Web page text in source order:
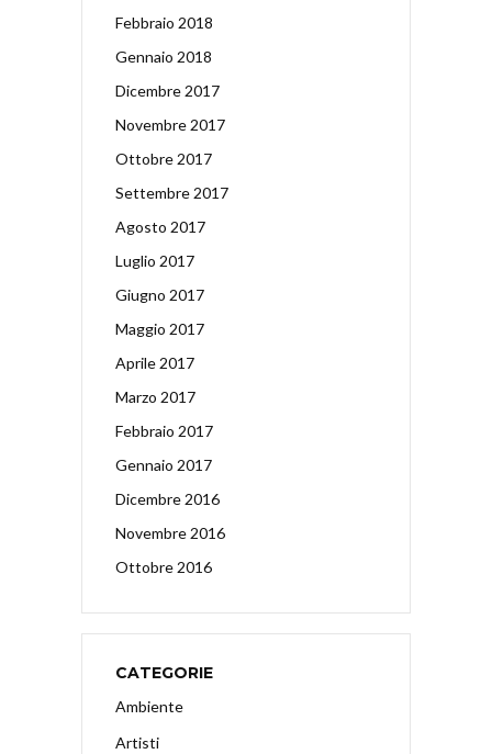
Febbraio 2018
Gennaio 2018
Dicembre 2017
Novembre 2017
Ottobre 2017
Settembre 2017
Agosto 2017
Luglio 2017
Giugno 2017
Maggio 2017
Aprile 2017
Marzo 2017
Febbraio 2017
Gennaio 2017
Dicembre 2016
Novembre 2016
Ottobre 2016
CATEGORIE
Ambiente
Artisti